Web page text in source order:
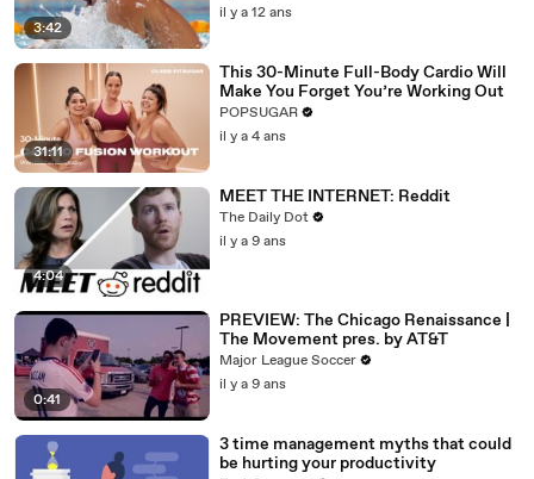
3:42
il y a 12 ans
31:11
This 30-Minute Full-Body Cardio Will
Make You Forget You’re Working Out
POPSUGAR
il y a 4 ans
4:04
MEET THE INTERNET: Reddit
The Daily Dot
il y a 9 ans
0:41
PREVIEW: The Chicago Renaissance |
The Movement pres. by AT&T
Major League Soccer
il y a 9 ans
3 time management myths that could
be hurting your productivity